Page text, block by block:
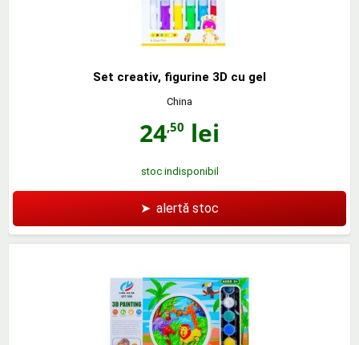
Set creativ, figurine 3D cu gel
China
24,50 lei
stoc indisponibil
➤ alertă stoc